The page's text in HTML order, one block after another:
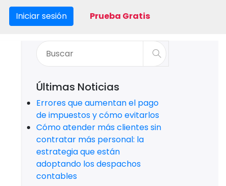
Iniciar sesión Prueba Gratis
Últimas Noticias
Errores que aumentan el pago
de impuestos y cómo evitarlos
Cómo atender más clientes sin
contratar más personal: la
estrategia que están
adoptando los despachos
contables